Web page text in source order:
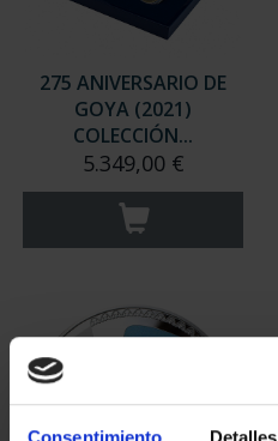
Consentimiento Detalles
275 ANIVERSARIO DE
GOYA (2021)
COLECCIÓN...
5.349,00 €